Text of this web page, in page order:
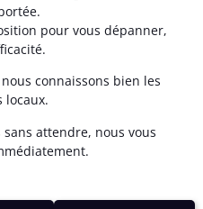
pour vous dépanner,
connaissons bien les
locaux.
sans attendre, nous vous